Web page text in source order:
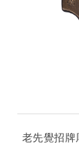
老先覺招牌